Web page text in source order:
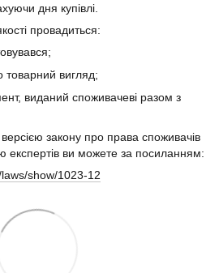
дня купівлі.
провадиться:
вигляд;
виданий споживачеві разом з
закону про права споживачів
експертів ви можете за посиланням:
show/1023-12